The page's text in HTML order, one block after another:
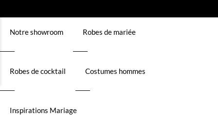
Notre showroom Robes de mariée
Robes de cocktail Costumes hommes
Inspirations Mariage